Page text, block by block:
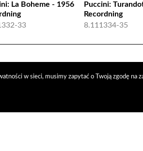
w sieci, musimy zapytać o Twoją zgodę na
La Boheme - 1956
33
Puccini:
Recordning
8.111334-35